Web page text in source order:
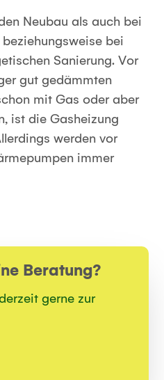
Neubau als auch bei
bei
Sanierung. Vor
gut gedämmten
mit Gas oder aber
ist die Gasheizung
werden vor
immer
Beratung?
gerne zur